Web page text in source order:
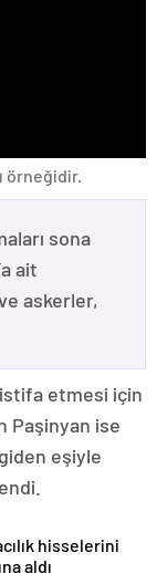
örneğidir.
sona
ait
askerler,
istifa etmesi için
Paşinyan ise
eşiyle
hisselerini
aldı